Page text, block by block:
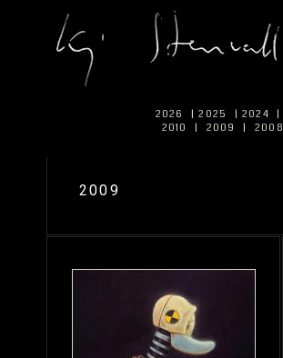
2026 | 2025 | 2024 |
2010
| 2009 | 2008
2009